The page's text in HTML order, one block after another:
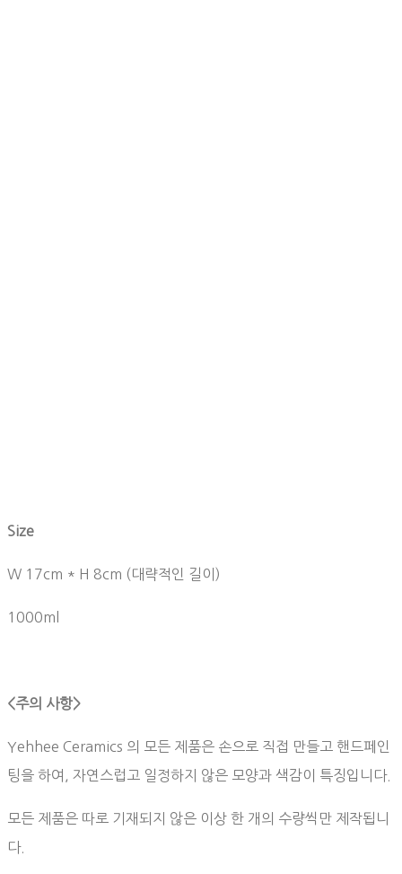
Size
W 17cm * H 8cm (대략적인 길이)
1000ml
<주의 사항>
Yehhee Ceramics 의 모든 제품은 손으로 직접 만들고 핸드페인
팅을 하여, 자연스럽고 일정하지 않은 모양과 색감이 특징입니다.
모든 제품은 따로 기재되지 않은 이상 한 개의 수량씩만 제작됩니
다.